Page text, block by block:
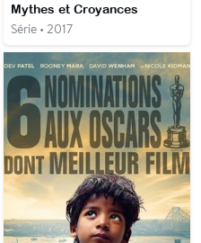
Mythes et Croyances
Série • 2017